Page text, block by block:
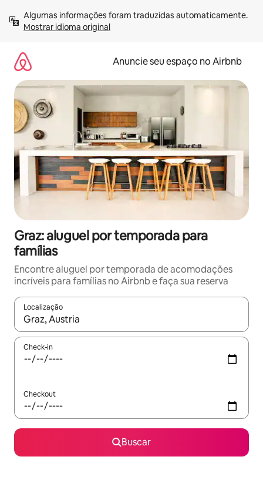
para
Mostrar idioma original
Anuncie seu espaço no Airbnb
Graz: aluguel por temporada para
famílias
Encontre aluguel por temporada de acomodações
incríveis para famílias no Airbnb e faça sua reserva
Localização
Quando os resultados estiverem disponíveis, explore-os
Check-in
Checkout
Buscar